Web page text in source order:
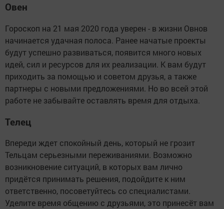
Овен
Гороскоп на 21 мая 2020 года уверен - в жизни Овнов
начинается удачная полоса. Ранее начатые проекты
будут успешно развиваться, появится много новых
идей, сил и ресурсов для их реализации. К вам будут
приходить за помощью и советом друзья, а также
партнеры с новыми предложениями. Но во всей этой
работе не забывайте оставлять время для отдыха.
Телец
Впереди ждет спокойный день, который не грозит
Тельцам серьезными переживаниями. Возможно
возникновение ситуаций, в которых вам лично
придётся принимать решения, подойдите к ним
ответственно, посоветуйтесь со специалистами.
Уделите время общению с друзьями, это принесёт вам